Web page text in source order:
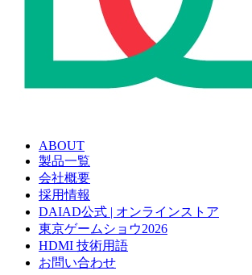
ABOUT
製品一覧
会社概要
採用情報
DAIAD公式 | オンラインストア
東京ゲームショウ2026
HDMI 技術用語
お問い合わせ